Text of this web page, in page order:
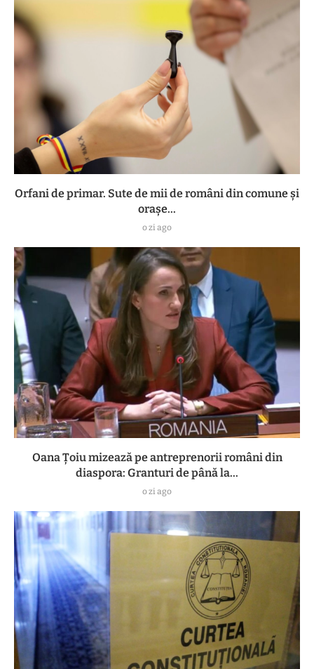
Orfani de primar. Sute de mii de români din comune și
orașe...
o zi ago
Oana Țoiu mizează pe antreprenorii români din
diaspora: Granturi de până la...
o zi ago